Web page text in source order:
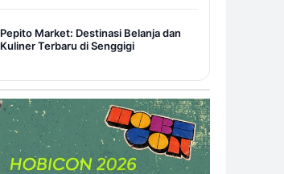
Pepito Market: Destinasi Belanja dan
Kuliner Terbaru di Senggigi